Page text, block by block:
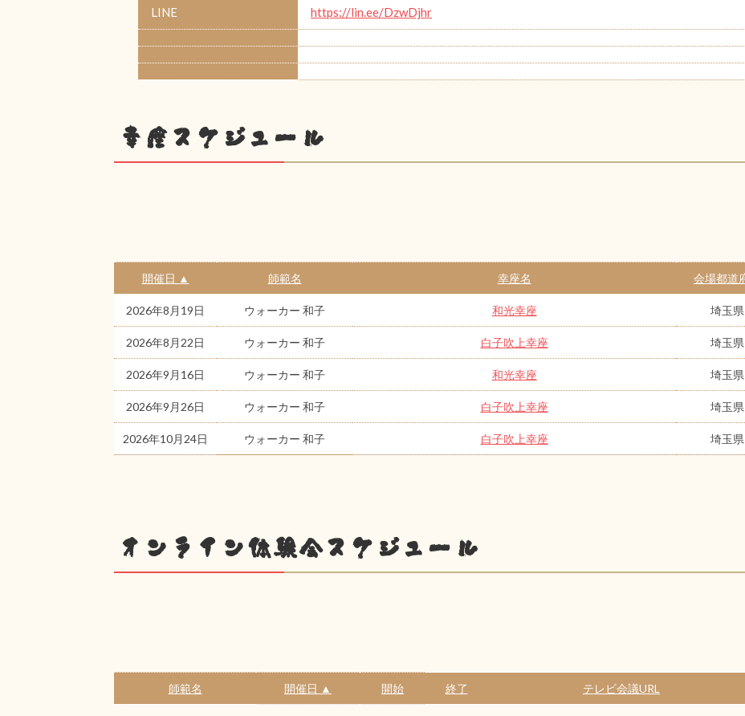
LINE https://lin.ee/DzwDjhr
幸座スケジュール
開催日 ▲ 師範名 幸座名 会場都道
2026年8月19日 ウォーカー 和子 和光幸座 埼玉県
2026年8月22日 ウォーカー 和子 白子吹上幸座 埼玉県
2026年9月16日 ウォーカー 和子 和光幸座 埼玉県
2026年9月26日 ウォーカー 和子 白子吹上幸座 埼玉県
2026年10月24日 ウォーカー 和子 白子吹上幸座 埼玉県
オンライン体験会スケジュール
師範名 開催日 ▲ 開始 終了 テレビ会議URL